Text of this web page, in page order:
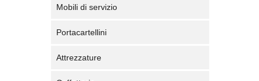
Mobili di servizio
Portacartellini
Attrezzature